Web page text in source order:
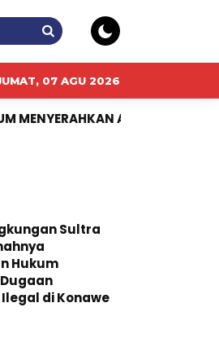
07 AGU 2026
ASET Anytime Fitness Asia
Sultra
Hukum
di Konawe